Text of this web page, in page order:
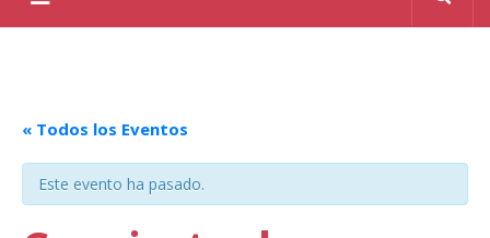
« Todos los Eventos
Este evento ha pasado.